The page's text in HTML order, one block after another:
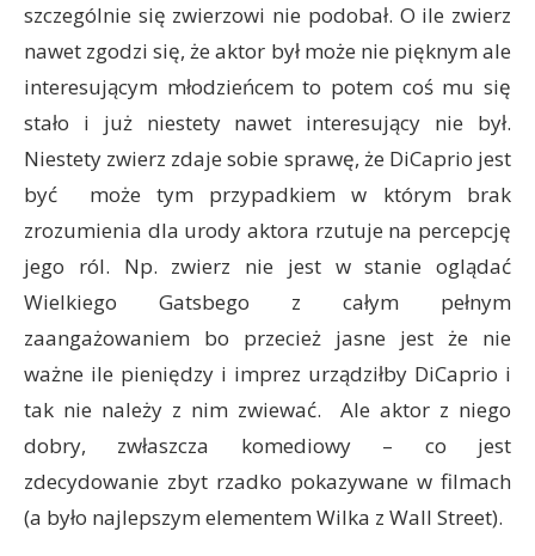
szczególnie się zwierzowi nie podobał. O ile zwierz
nawet zgodzi się, że aktor był może nie pięknym ale
interesującym młodzieńcem to potem coś mu się
stało i już niestety nawet interesujący nie był.
Niestety zwierz zdaje sobie sprawę, że DiCaprio jest
być może tym przypadkiem w którym brak
zrozumienia dla urody aktora rzutuje na percepcję
jego ról. Np. zwierz nie jest w stanie oglądać
Wielkiego Gatsbego z całym pełnym
zaangażowaniem bo przecież jasne jest że nie
ważne ile pieniędzy i imprez urządziłby DiCaprio i
tak nie należy z nim zwiewać. Ale aktor z niego
dobry, zwłaszcza komediowy – co jest
zdecydowanie zbyt rzadko pokazywane w filmach
(a było najlepszym elementem Wilka z Wall Street).